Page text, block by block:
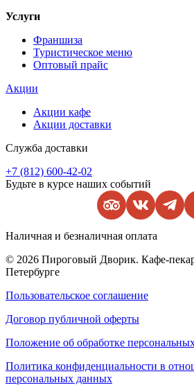
Услуги
Франшиза
Туристическое меню
Оптовый прайс
Акции
Акции кафе
Акции доставки
Служба доставки
+7 (812) 600-42-02
Будьте в курсе наших событий
Наличная и безналичная оплата
© 2026 Пироговый Дворик. Кафе-
Петербурге
Пользовательское соглашение
Договор публичной оферты
Положение об обработке
Политика конфиденциальности в
персональных данных